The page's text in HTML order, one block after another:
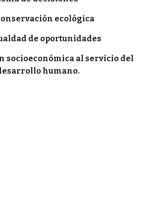
ecológica
de oportunidades
socioeconómica al servicio del
humano.